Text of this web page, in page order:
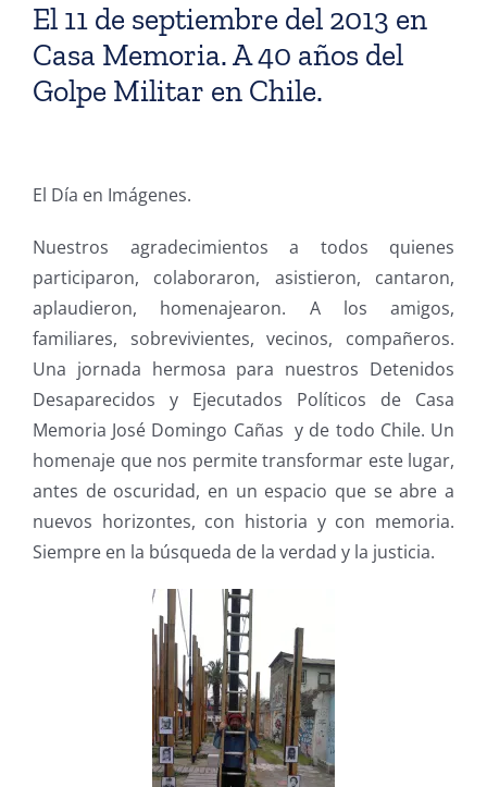
El 11 de septiembre del 2013 en
Casa Memoria. A 40 años del
Golpe Militar en Chile.
El Día en Imágenes.
Nuestros agradecimientos a todos quienes
participaron, colaboraron, asistieron, cantaron,
aplaudieron, homenajearon. A los amigos,
familiares, sobrevivientes, vecinos, compañeros.
Una jornada hermosa para nuestros Detenidos
Desaparecidos y Ejecutados Políticos de Casa
Memoria José Domingo Cañas y de todo Chile. Un
homenaje que nos permite transformar este lugar,
antes de oscuridad, en un espacio que se abre a
nuevos horizontes, con historia y con memoria.
Siempre en la búsqueda de la verdad y la justicia.